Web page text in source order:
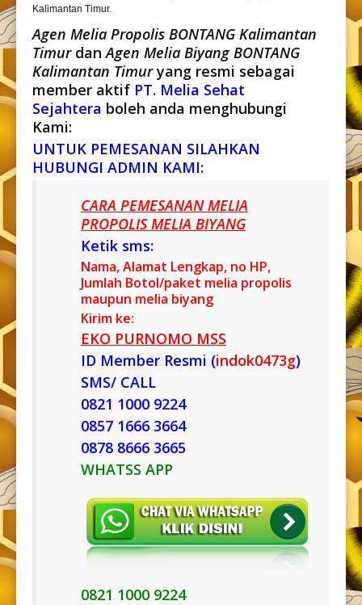
Kalimantan Timur.
Agen Melia Propolis BONTANG Kalimantan
TimurdanAgen Melia Biyang BONTANG
Kalimantan Timuryang resmi sebagai
member aktif PT. Melia Sehat
Sejahtera boleh anda menghubungi
Kami:
UNTUK PEMESANAN SILAHKAN
HUBUNGI ADMIN KAMI:
CARA PEMESANAN MELIA
PROPOLIS MELIA BIYANG
Ketik sms:
Nama, Alamat Lengkap, no HP,
Jumlah Botol/paket melia propolis
maupun melia biyang
Kirim ke:
EKO PURNOMO MSS
ID Member Resmi (indok0473g)
SMS/ CALL
0821 1000 9224
0857 1666 3664
0878 8666 3665
WHATSS APP
0821 1000 9224